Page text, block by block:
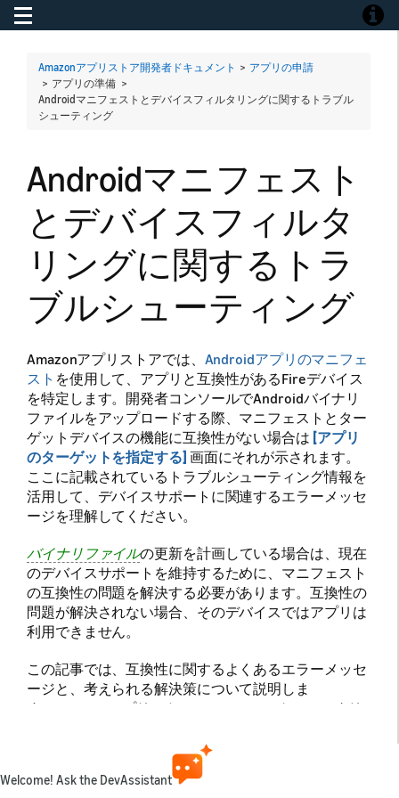
Toggle navigation
Amazonアプリストア開発者ドキュメント > アプリの申請
> アプリの準備 >
Androidマニフェストとデバイスフィルタリングに関するトラブル
シューティング
Androidマニフェスト
とデバイスフィルタ
リングに関するトラ
ブルシューティング
Amazonアプリストアでは、 Androidアプリのマニフェ
スト を使用して、アプリと互換性があるFireデバイス
を特定します。開発者コンソールでAndroidバイナリ
ファイルをアップロードする際、マニフェストとター
ゲットデバイスの機能に互換性がない場合は [アプリ
のターゲットを指定する] 画面にそれが示されます。
ここに記載されているトラブルシューティング情報を
活用して、デバイスサポートに関連するエラーメッセ
ージを理解してください。
バイナリファイルの更新を計画している場合は、現在
のデバイスサポートを維持するために、マニフェスト
の互換性の問題を解決する必要があります。互換性の
問題が解決されない場合、そのデバイスではアプリは
利用できません。
この記事では、互換性に関するよくあるエラーメッセ
ージと、考えられる解決策について説明しま
す。 Amazonアプリストアのマニフェストフィルタリ
デバイスフィルタリングと互換性（Fire OS）
Welcome! Ask the DevAssistant